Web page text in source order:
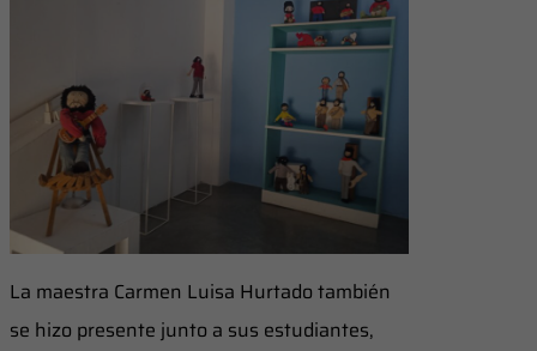
​La maestra Carmen Luisa Hurtado también
se hizo presente junto a sus estudiantes,